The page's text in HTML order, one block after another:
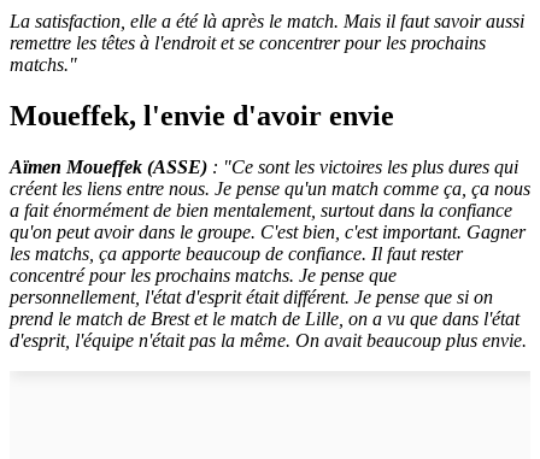
La satisfaction, elle a été là après le match. Mais il faut savoir aussi
remettre les têtes à l'endroit et se concentrer pour les prochains
matchs."
Moueffek, l'envie d'avoir envie
Aïmen Moueffek (ASSE) : "Ce sont les victoires les plus dures qui
créent les liens entre nous. Je pense qu'un match comme ça, ça nous
a fait énormément de bien mentalement, surtout dans la confiance
qu'on peut avoir dans le groupe. C'est bien, c'est important. Gagner
les matchs, ça apporte beaucoup de confiance. Il faut rester
concentré pour les prochains matchs. Je pense que
personnellement, l'état d'esprit était différent. Je pense que si on
prend le match de Brest et le match de Lille, on a vu que dans l'état
d'esprit, l'équipe n'était pas la même. On avait beaucoup plus envie.